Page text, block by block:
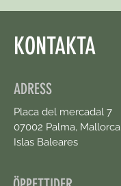
KONTAKTA
ADRESS
Placa del mercadal 7
07002 Palma, Mallorca
Islas Baleares